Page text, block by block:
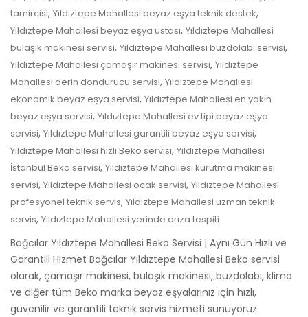
tamircisi, Yıldıztepe Mahallesi beyaz eşya teknik destek,
Yıldıztepe Mahallesi beyaz eşya ustası, Yıldıztepe Mahallesi
bulaşık makinesi servisi, Yıldıztepe Mahallesi buzdolabı servisi,
Yıldıztepe Mahallesi çamaşır makinesi servisi, Yıldıztepe
Mahallesi derin dondurucu servisi, Yıldıztepe Mahallesi
ekonomik beyaz eşya servisi, Yıldıztepe Mahallesi en yakın
beyaz eşya servisi, Yıldıztepe Mahallesi ev tipi beyaz eşya
servisi, Yıldıztepe Mahallesi garantili beyaz eşya servisi,
Yıldıztepe Mahallesi hızlı Beko servisi, Yıldıztepe Mahallesi
İstanbul Beko servisi, Yıldıztepe Mahallesi kurutma makinesi
servisi, Yıldıztepe Mahallesi ocak servisi, Yıldıztepe Mahallesi
profesyonel teknik servis, Yıldıztepe Mahallesi uzman teknik
servis, Yıldıztepe Mahallesi yerinde arıza tespiti
Bağcılar Yıldıztepe Mahallesi Beko Servisi | Aynı Gün Hızlı ve
Garantili Hizmet Bağcılar Yıldıztepe Mahallesi Beko servisi
olarak, çamaşır makinesi, bulaşık makinesi, buzdolabı, klima
ve diğer tüm Beko marka beyaz eşyalarınız için hızlı,
güvenilir ve garantili teknik servis hizmeti sunuyoruz.